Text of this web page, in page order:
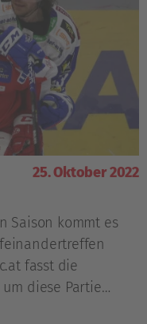
25. Oktober 2022
Saison kommt es
fasst die
diese Partie